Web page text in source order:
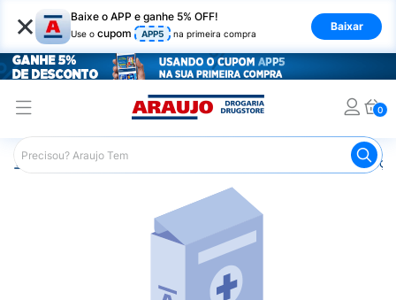
× Baixe o APP e ganhe 5% OFF!
Use o cupom APP5 na primeira compra
Baixar
0
Araujo Medicamentos Remédios para Alergias e